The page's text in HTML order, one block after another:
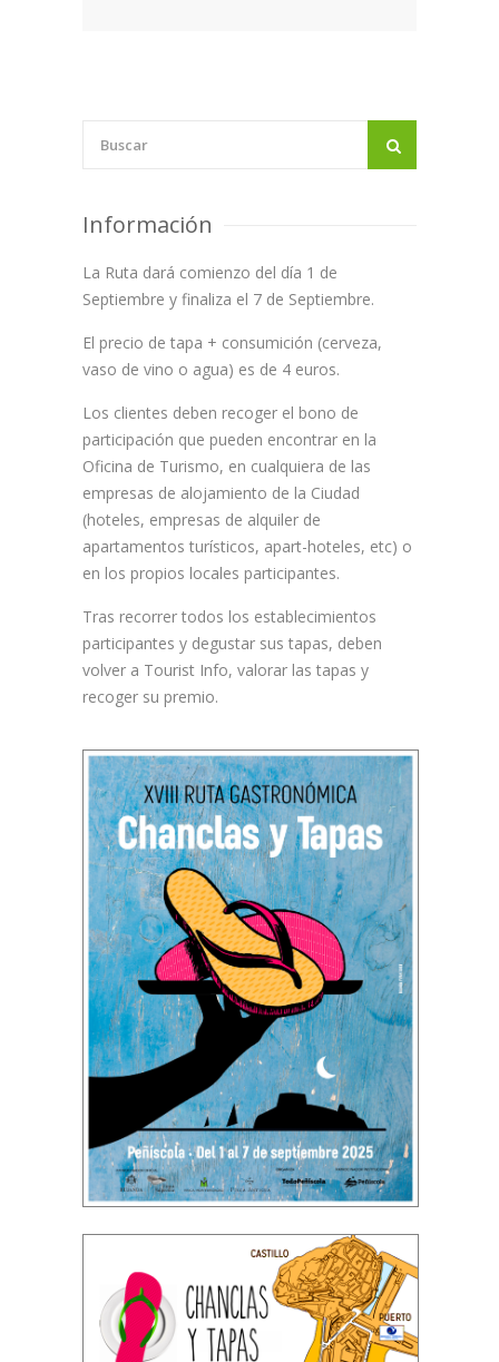
Información
La Ruta dará comienzo del día 1 de
Septiembre y finaliza el 7 de Septiembre.
El precio de tapa + consumición (cerveza,
vaso de vino o agua) es de 4 euros.
Los clientes deben recoger el bono de
participación que pueden encontrar en la
Oficina de Turismo, en cualquiera de las
empresas de alojamiento de la Ciudad
(hoteles, empresas de alquiler de
apartamentos turísticos, apart-hoteles, etc) o
en los propios locales participantes.
Tras recorrer todos los establecimientos
participantes y degustar sus tapas, deben
volver a Tourist Info, valorar las tapas y
recoger su premio.